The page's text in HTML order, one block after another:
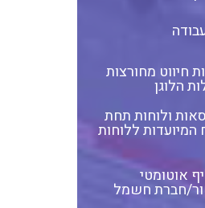
הלוגן
חיווט מחורצות
הלוגן
ולוחות תחת
המיועדות ללוחות
אוטומטי
חברת חשמל